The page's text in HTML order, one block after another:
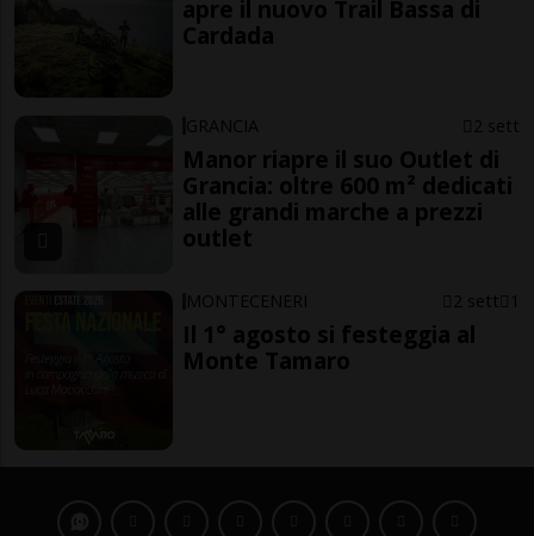
apre il nuovo Trail Bassa di
Cardada
GRANCIA 2 sett
Manor riapre il suo Outlet di
Grancia: oltre 600 m² dedicati
alle grandi marche a prezzi
outlet
MONTECENERI 2 sett 1
Il 1° agosto si festeggia al
Monte Tamaro